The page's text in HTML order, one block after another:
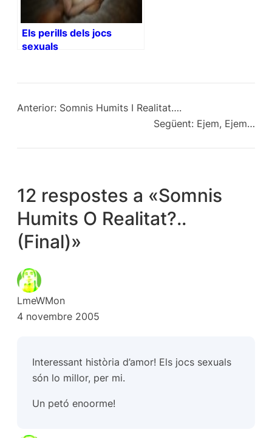
Els perills dels jocs
sexuals
Anterior: Somnis Humits I Realitat….
Següent: Ejem, Ejem…
12 respostes a «Somnis
Humits O Realitat?..
(Final)»
LmeWMon
4 novembre 2005
Interessant història d’amor! Els jocs sexuals
són lo millor, per mi.
Un petó enoorme!